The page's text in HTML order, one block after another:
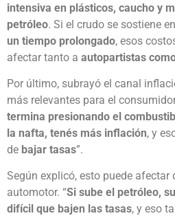
intensiva en plásticos, caucho y
petróleo. Si el crudo se sostiene
un tiempo prolongado, esos
afectar tanto a autopartistas
Por último, subrayó el canal
más relevantes para el
termina presionando el
la nafta, tenés más inflación, y
de bajar tasas”.
Según explicó, esto puede
automotor. “Si sube el petróleo,
difícil que bajen las tasas, y eso